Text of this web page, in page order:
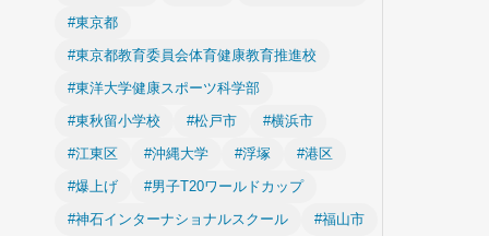
#東京都
#東京都教育委員会体育健康教育推進校
#東洋大学健康スポーツ科学部
#東秋留小学校
#松戸市
#横浜市
#江東区
#沖縄大学 #浮塚
#港区
#爆上げ
#男子T20ワールドカップ
#神石インターナショナルスクール
#福山市